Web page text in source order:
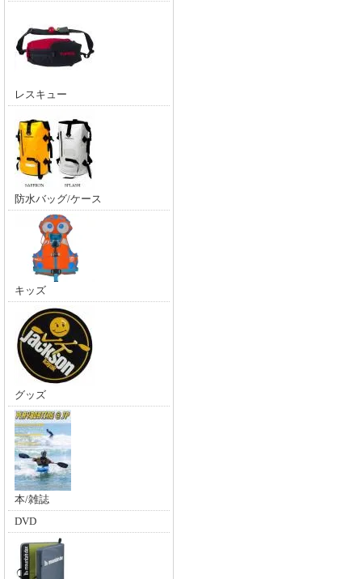
レスキュー
防水バッグ/ケース
キッズ
グッズ
本/雑誌
DVD